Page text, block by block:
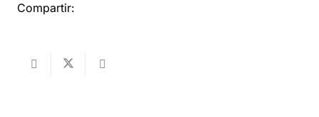
Compartir: